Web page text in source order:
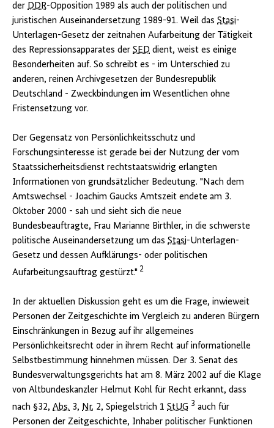
der DDR-Opposition 1989 als auch der politischen und
juristischen Auseinandersetzung 1989-91. Weil das Stasi-
Unterlagen-Gesetz der zeitnahen Aufarbeitung der Tätigkeit
des Repressionsapparates der SED dient, weist es einige
Besonderheiten auf. So schreibt es - im Unterschied zu
anderen, reinen Archivgesetzen der Bundesrepublik
Deutschland - Zweckbindungen im Wesentlichen ohne
Fristensetzung vor.
Der Gegensatz von Persönlichkeitsschutz und
Forschungsinteresse ist gerade bei der Nutzung der vom
Staatssicherheitsdienst rechtstaatswidrig erlangten
Informationen von grundsätzlicher Bedeutung. "Nach dem
Amtswechsel - Joachim Gaucks Amtszeit endete am 3.
Oktober 2000 - sah und sieht sich die neue
Bundesbeauftragte, Frau Marianne Birthler, in die schwerste
politische Auseinandersetzung um das Stasi-Unterlagen-
Gesetz und dessen Aufklärungs- oder politischen
Aufarbeitungsauftrag gestürzt." 2
In der aktuellen Diskussion geht es um die Frage, inwieweit
Personen der Zeitgeschichte im Vergleich zu anderen Bürgern
Einschränkungen in Bezug auf ihr allgemeines
Persönlichkeitsrecht oder in ihrem Recht auf informationelle
Selbstbestimmung hinnehmen müssen. Der 3. Senat des
Bundesverwaltungsgerichts hat am 8. März 2002 auf die Klage
von Altbundeskanzler Helmut Kohl für Recht erkannt, dass
nach §32, Abs. 3, Nr. 2, Spiegelstrich 1 StUG 3 auch für
Personen der Zeitgeschichte, Inhaber politischer Funktionen